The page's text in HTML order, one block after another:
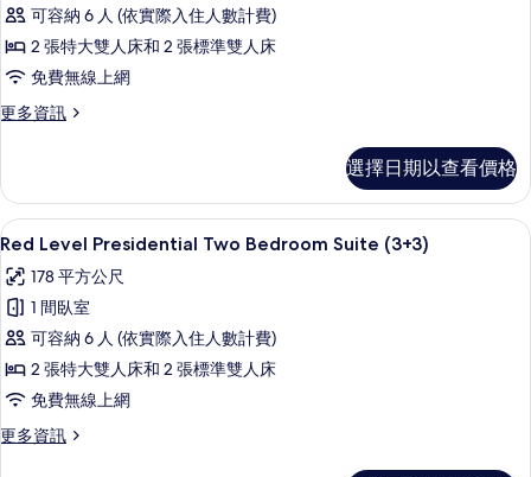
情
Presidential
Two
Bedroom
Suite
有
相
片
可容納 6 人 (依實際入住人數計費)
2 張特大雙人床和 2 張標準雙人床
免費無線上網
更多資訊
更
Presidential
Two
Bedroom
的
詳
選擇日期以查看價格
顯
示
Red
Level
Presidential
Two
Bedroom
Suite
高級寢具、迷你吧、客房內保險箱、書
8
Red Level Presidential Two Bedroom Suite (3+3)
178 平方公尺
1 間臥室
可容納 6 人 (依實際入住人數計費)
2 張特大雙人床和 2 張標準雙人床
免費無線上網
更多資訊
更